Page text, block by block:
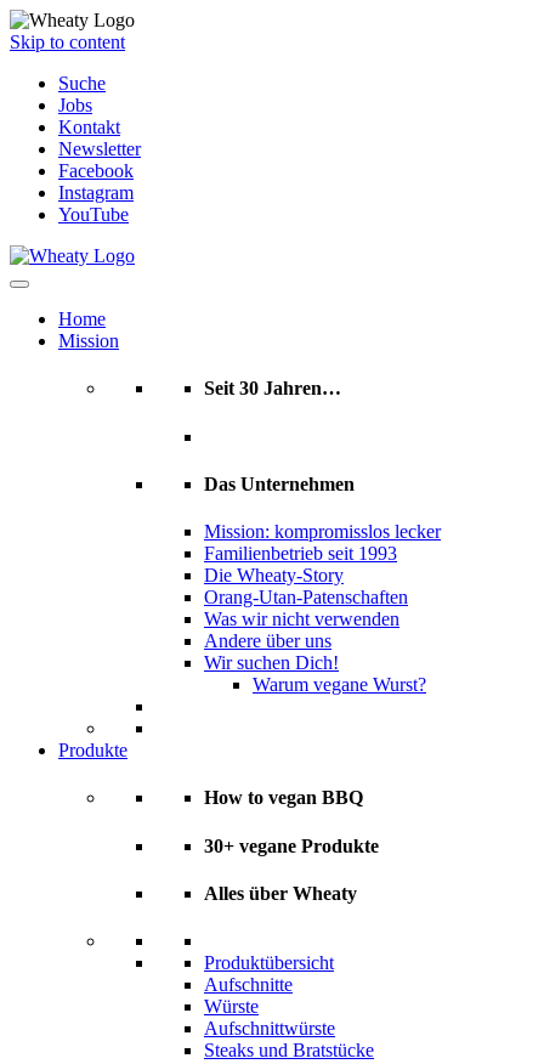
Skip to content
Suche
Jobs
Kontakt
Newsletter
Facebook
Instagram
YouTube
Home
Mission
Seit 30 Jahren…
Das Unternehmen
Mission: kompromisslos lecker
Familienbetrieb seit 1993
Die Wheaty-Story
Orang-Utan-Patenschaften
Was wir nicht verwenden
Andere über uns
Wir suchen Dich!
Warum vegane Wurst?
Produkte
How to vegan BBQ
30+ vegane Produkte
Alles über Wheaty
Produktübersicht
Aufschnitte
Würste
Aufschnittwürste
Steaks und Bratstücke